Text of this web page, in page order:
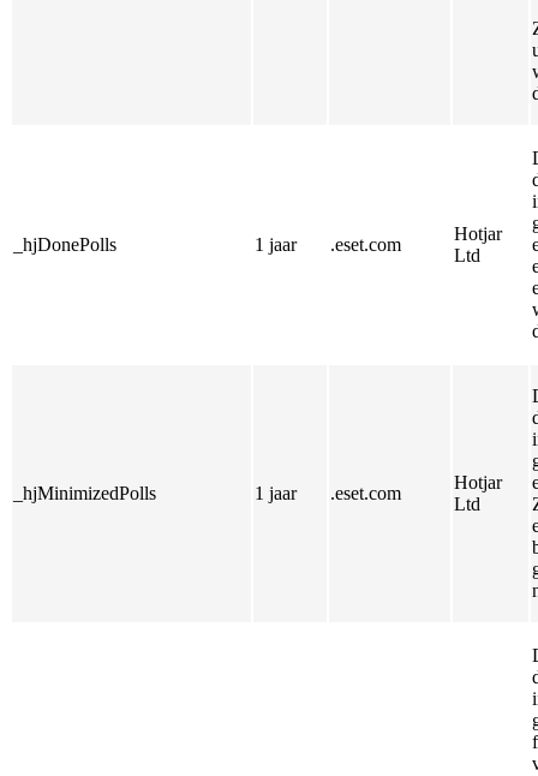
_hjDonePolls 1 jaar .eset.com
Hotjar
Ltd
_hjMinimizedPolls 1 jaar .eset.com
Hotjar
Ltd